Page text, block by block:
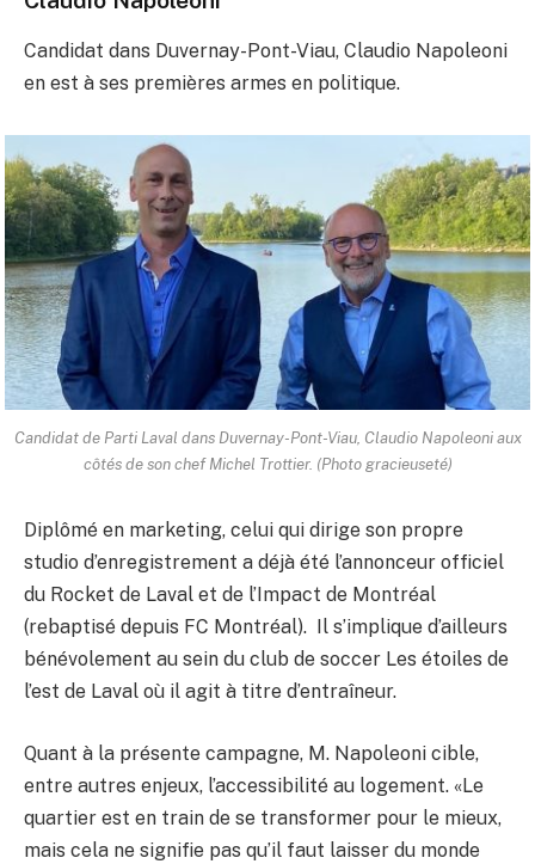
Candidat dans Duvernay-Pont-Viau, Claudio Napoleoni
en est à ses premières armes en politique.
Candidat de Parti Laval dans Duvernay-Pont-Viau, Claudio Napoleoni aux
côtés de son chef Michel Trottier. (Photo gracieuseté)
Diplômé en marketing, celui qui dirige son propre
studio d’enregistrement a déjà été l’annonceur officiel
du Rocket de Laval et de l’Impact de Montréal
(rebaptisé depuis FC Montréal). Il s’implique d’ailleurs
bénévolement au sein du club de soccer Les étoiles de
l’est de Laval où il agit à titre d’entraîneur.
Quant à la présente campagne, M. Napoleoni cible,
entre autres enjeux, l’accessibilité au logement. «Le
quartier est en train de se transformer pour le mieux,
mais cela ne signifie pas qu’il faut laisser du monde